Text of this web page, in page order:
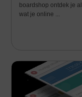
boardshop ontdek je
wat je online ...